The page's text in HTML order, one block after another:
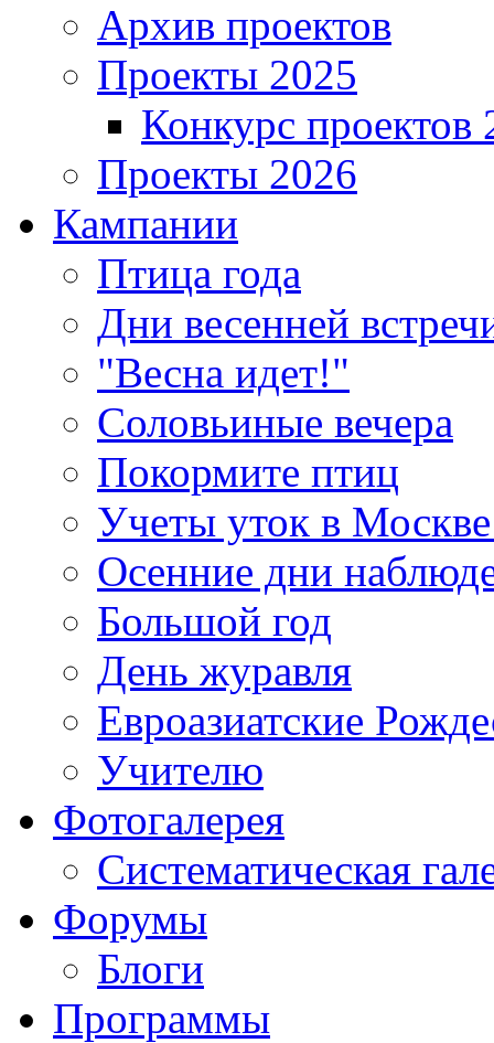
Архив проектов
Проекты 2025
Конкурс проектов
Проекты 2026
Кампании
Птица года
Дни весенней
"Весна идет!"
Соловьиные вечера
Покормите птиц
Учеты уток в
Осенние дни
Большой год
День журавля
Евроазиатские
Учителю
Фотогалерея
Систематическая
Форумы
Блоги
Программы